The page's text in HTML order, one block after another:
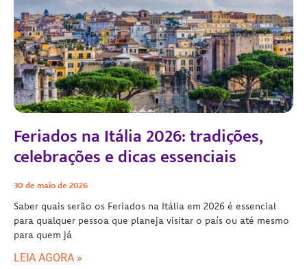
Feriados na Itália 2026: tradições,
celebrações e dicas essenciais
30 de maio de 2026
Saber quais serão os Feriados na Itália em 2026 é essencial
para qualquer pessoa que planeja visitar o país ou até mesmo
para quem já
LEIA AGORA »